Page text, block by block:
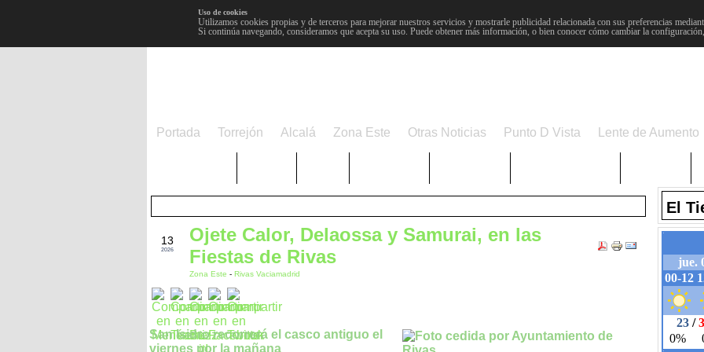
Uso de cookies
Utilizamos cookies propias y de terceros para mejorar nuestros servicios y mostrarle publicidad relacionada con sus preferencias
Si continúa navegando, consideramos que acepta su uso. Puede obtener más información, o bien conocer cómo cambiar la
Portada Torrejón Alcalá Zona Este Otras Noticias Punto D Vista Lente de Aumento
13
2026
Ojete Calor, Delaossa y Samurai, en las
Fiestas de Rivas
Zona Este - Rivas Vaciamadrid
San Isidro recorrerá el casco antiguo el
viernes por la mañana
El